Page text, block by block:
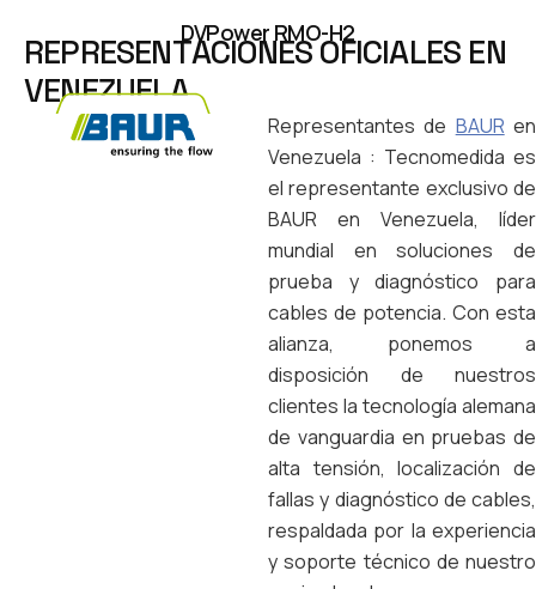
DVPower RMO-H2
REPRESENTACIONESOFICIALES EN
VENEZUELA
Representantes de BAUR en
Venezuela : Tecnomedida es
el representante exclusivo de
BAUR en Venezuela, líder
mundial en soluciones de
prueba y diagnóstico para
cables de potencia. Con esta
alianza, ponemos a
disposición de nuestros
clientes la tecnología alemana
de vanguardia en pruebas de
alta tensión, localización de
fallas y diagnóstico de cables,
respaldada por la experiencia
y soporte técnico de nuestro